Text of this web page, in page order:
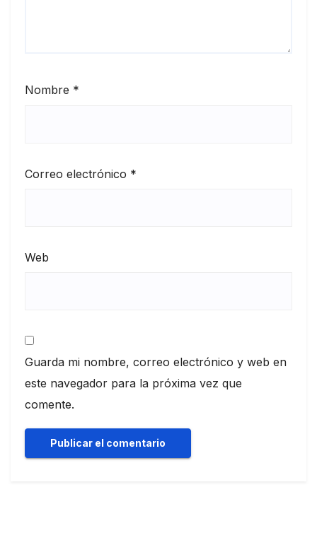
Nombre *
Correo electrónico *
Web
Guarda mi nombre, correo electrónico y web en
este navegador para la próxima vez que
comente.